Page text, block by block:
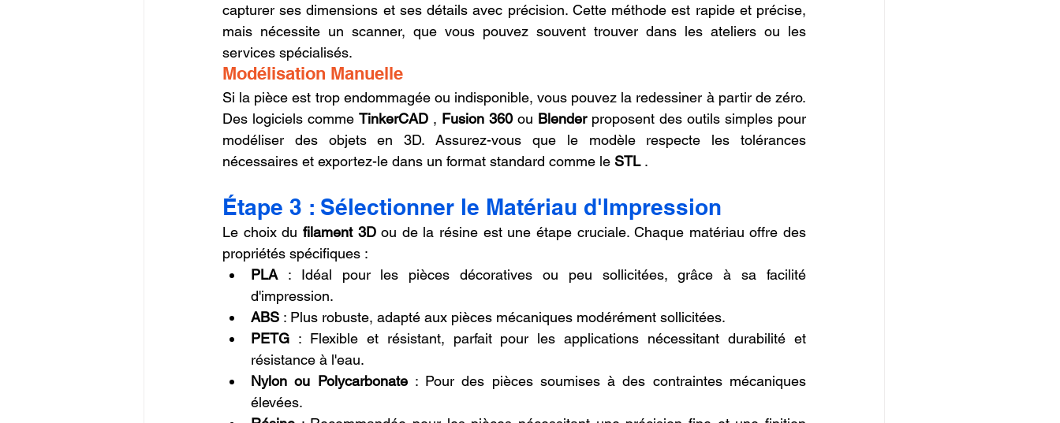
capturer ses dimensions et ses détails avec précision. Cette méthode est rapide et précise,
mais nécessite un scanner, que vous pouvez souvent trouver dans les ateliers ou les
services spécialisés.
Modélisation Manuelle
Si la pièce est trop endommagée ou indisponible, vous pouvez la redessiner à partir de zéro.
Des logiciels comme TinkerCAD , Fusion 360 ou Blender proposent des outils simples pour
modéliser des objets en 3D. Assurez-vous que le modèle respecte les tolérances
nécessaires et exportez-le dans un format standard comme le STL .
Étape 3 : Sélectionner le Matériau d'Impression
Le choix du filament 3D ou de la résine est une étape cruciale. Chaque matériau offre des
propriétés spécifiques :
PLA : Idéal pour les pièces décoratives ou peu sollicitées, grâce à sa facilité
d'impression.
ABS : Plus robuste, adapté aux pièces mécaniques modérément sollicitées.
PETG : Flexible et résistant, parfait pour les applications nécessitant durabilité et
résistance à l'eau.
Nylon ou Polycarbonate : Pour des pièces soumises à des contraintes mécaniques
élevées.